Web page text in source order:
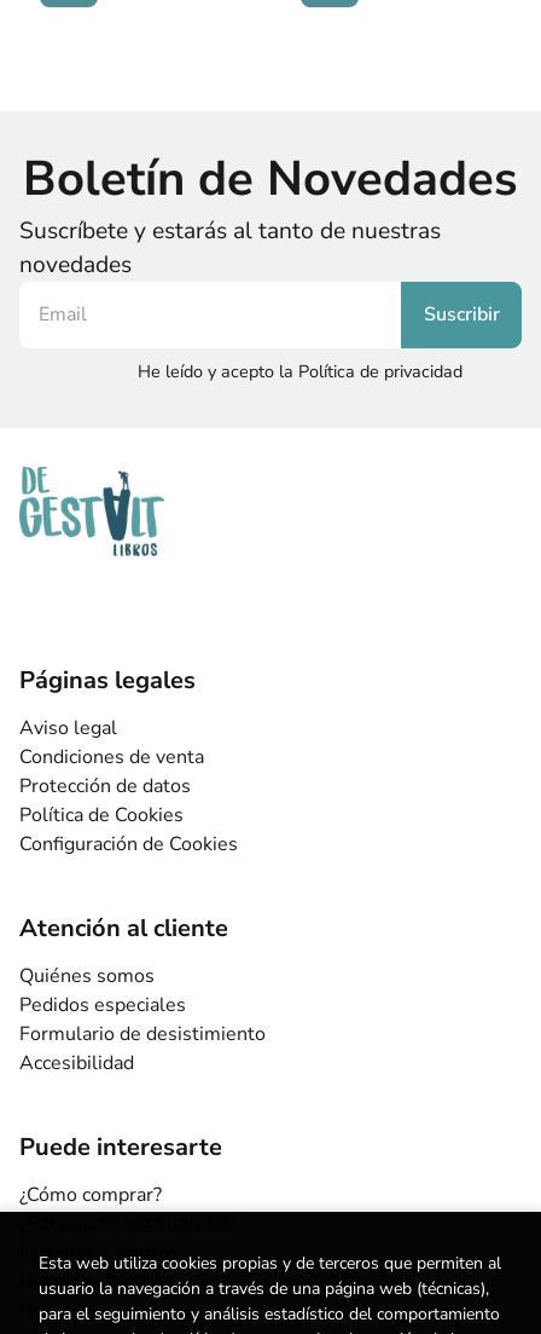
Boletín de Novedades
Suscríbete y estarás al tanto de nuestras
novedades
He leído y acepto la Política de privacidad
Páginas legales
Aviso legal
Condiciones de venta
Protección de datos
Política de Cookies
Configuración de Cookies
Atención al cliente
Quiénes somos
Pedidos especiales
Formulario de desistimiento
Accesibilidad
Puede interesarte
¿Cómo comprar?
Escuelas y centros
Nuestros Servicios
Noticias
Esta web utiliza cookies propias y de terceros que permiten al
usuario la navegación a través de una página web (técnicas),
para el seguimiento y análisis estadístico del comportamiento